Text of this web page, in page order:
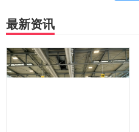
最新资讯